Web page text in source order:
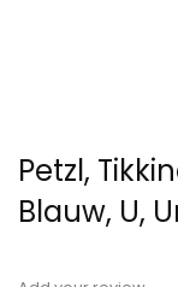
Petzl,
Blauw, U,